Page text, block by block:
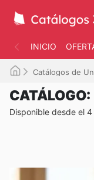
INICIO
Catálogos de
Disponible desde el